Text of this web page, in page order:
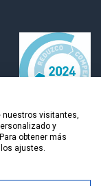
Tech Ibd Global
nuestros visitantes,
y
obtener más
ajustes.